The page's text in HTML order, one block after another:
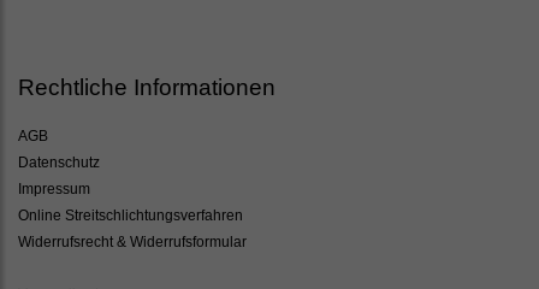
Rechtliche Informationen
AGB
Datenschutz
Impressum
Online Streitschlichtungsverfahren
Widerrufsrecht & Widerrufsformular